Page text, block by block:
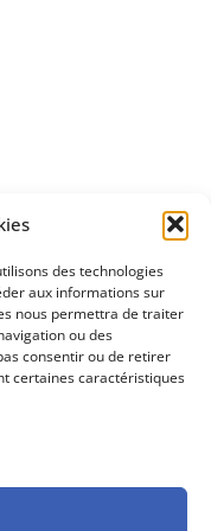
des technologies
aux informations sur
nous permettra de traiter
ou des
consentir ou de retirer
certaines caractéristiques
est